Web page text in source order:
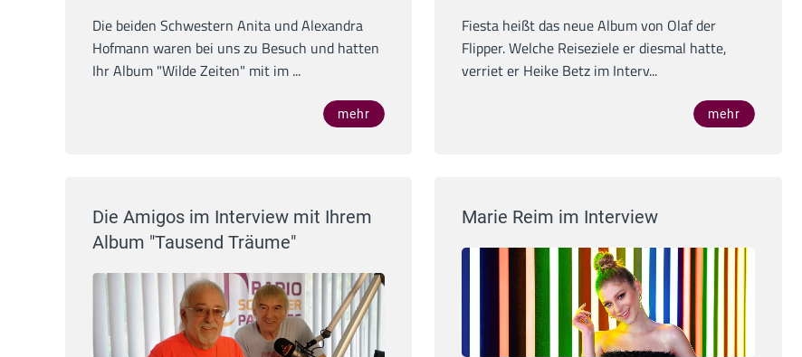
Die beiden Schwestern Anita und Alexandra
Hofmann waren bei uns zu Besuch und hatten
Ihr Album "Wilde Zeiten" mit im ...
mehr
Fiesta heißt das neue Album von Olaf der
Flipper. Welche Reiseziele er diesmal hatte,
verriet er Heike Betz im Interv...
mehr
Die Amigos im Interview mit Ihrem
Album "Tausend Träume"
Marie Reim im Interview